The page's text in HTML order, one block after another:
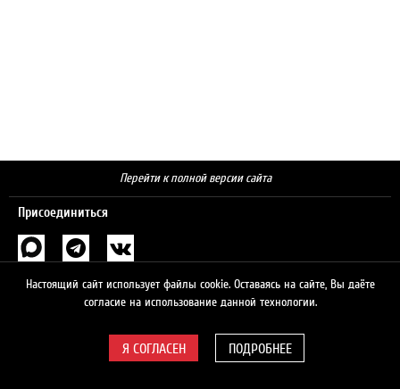
Перейти к полной версии сайта
Присоединиться
Поиск
Настоящий сайт использует файлы cookie. Оставаясь на сайте, Вы даёте
согласие на использование данной технологии.
ПОДРОБНЕЕ